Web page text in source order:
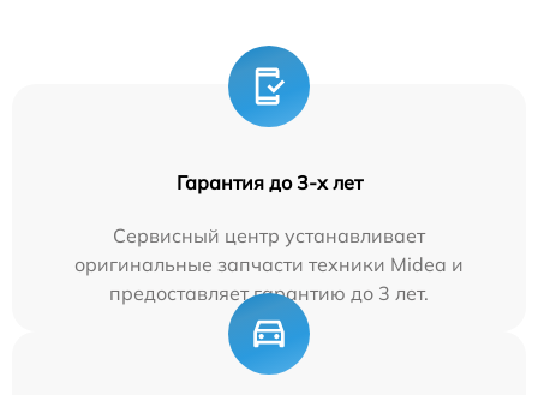
Гарантия до 3-х лет
Сервисный центр устанавливает
оригинальные запчасти техники Midea и
предоставляет гарантию до 3 лет.